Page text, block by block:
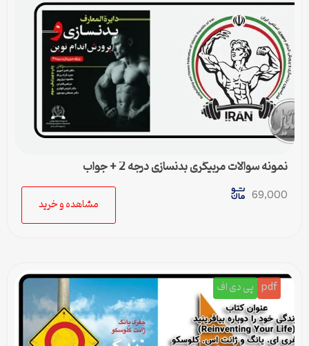
نمونه سوالات مربیگری بدنسازی درجه 2 + جواب
69,000
مشاهده و خرید
pdf پی دی اف